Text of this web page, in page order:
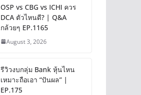
OSP vs CBG vs ICHI ควร
DCA ตัวไหนดี? | Q&A
กล้วยๆ EP.1165
August 3, 2026
รีวิวงบกลุ่ม Bank หุ้นไหน
เหมาะถือเอา “ปันผล” |
EP.175